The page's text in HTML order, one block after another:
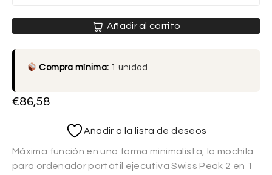
Añadir al carrito
Compra mínima: 1 unidad
€86,58
Añadir a la lista de deseos
Máxima función en una forma minimalista, la mochila
para ordenador portátil ejecutiva Swiss Peak 2 en 1